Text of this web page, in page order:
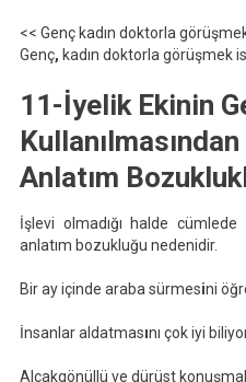
<< Genç kadın doktorla
Genç, kadın doktorla görüşmek
11-İyelik Ekinin
Kullanılmasın
Anlatım
İşlevi olmadığı halde
anlatım bozukluğu nedenidir.
Bir ay içinde araba sürmesini
İnsanlar aldatmasını çok iyi
Alçakgönüllü ve dürüst